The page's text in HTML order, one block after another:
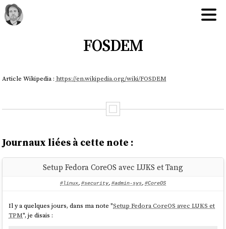
FOSDEM
Article Wikipedia : https://en.wikipedia.org/wiki/FOSDEM
Journaux liées à cette note :
Setup Fedora CoreOS avec LUKS et Tang
#linux, #security, #admin-sys, #CoreOS
Il y a quelques jours, dans ma note "Setup Fedora CoreOS avec LUKS et
TPM", je disais :